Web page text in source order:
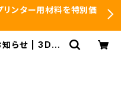
ンター用材料を特別価
らせ | 3DFS